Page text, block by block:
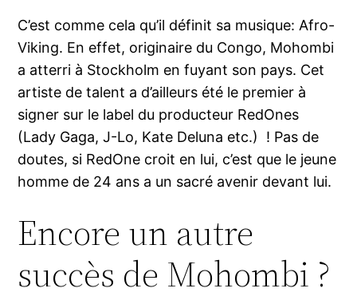
C’est comme cela qu’il définit sa musique: Afro-
Viking. En effet, originaire du Congo, Mohombi
a atterri à Stockholm en fuyant son pays. Cet
artiste de talent a d’ailleurs été le premier à
signer sur le label du producteur RedOnes
(Lady Gaga, J-Lo, Kate Deluna etc.) ! Pas de
doutes, si RedOne croit en lui, c’est que le jeune
homme de 24 ans a un sacré avenir devant lui.
Encore un autre
succès de Mohombi ?